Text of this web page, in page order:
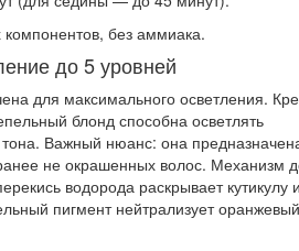
без аммиака.
до 5 уровней
для максимального осветления.
блонд способна осветлять
Важный нюанс: она
не окрашенных волос. Механизм
водорода раскрывает кутикулу и
пигмент нейтрализует